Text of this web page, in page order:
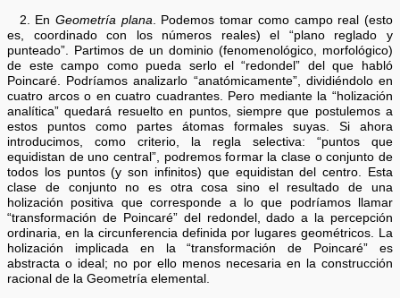
2. EnGeometría plana . Podemos tomar como campo real (esto
es, coordinado con los números reales) el “plano reglado y
punteado”. Partimos de un dominio (fenomenológico, morfológico)
de este campo como pueda serlo el “redondel” del que habló
Poincaré. Podríamos analizarlo “anatómicamente”, dividiéndolo en
cuatro arcos o en cuatro cuadrantes. Pero mediante la “holización
analítica” quedará resuelto en puntos, siempre que postulemos a
estos puntos como partes átomas formales suyas. Si ahora
introducimos, como criterio, la regla selectiva: “puntos que
equidistan de uno central”, podremos formar la clase o conjunto de
todos los puntos (y son infinitos) que equidistan del centro. Esta
clase de conjunto no es otra cosa sino el resultado de una
holización positiva que corresponde a lo que podríamos llamar
“transformación de Poincaré” del redondel, dado a la percepción
ordinaria, en la circunferencia definida por lugares geométricos. La
holización implicada en la “transformación de Poincaré” es
abstracta o ideal; no por ello menos necesaria en la construcción
racional de la Geometría elemental.